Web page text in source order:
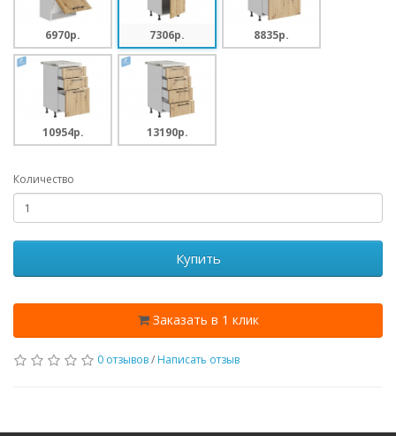
6970p. 7306p. 8835p.
10954p. 13190p.
Количество
Купить
Заказать в 1 клик
0 отзывов/ Написать отзыв